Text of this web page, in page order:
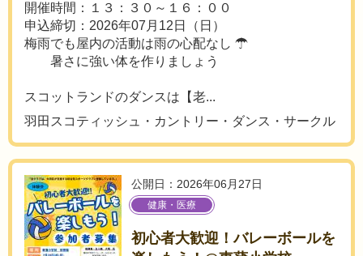
開催時間：１３：３０～１６：００
申込締切：2026年07月12日（日）
梅雨でも屋内の活動は雨の心配なし ☂
暑さに強い体を作りましょう
スコットランドのダンスは【老...
羽田スコティッシュ・カントリー・ダンス・サークル
公開日：2026年06月27日
健康・医療
初心者大歓迎！バレーボールを